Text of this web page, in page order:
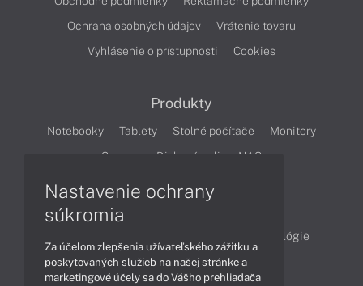
Ochrana osobných údajov
Vrátenie tovaru
Vyhlásenie o prístupnosti
Cookies
Produkty
Notebooky Tablety Stolné počítače
Monitory
Servery
Diskové polia a NAS
Technológie
Videá
Nastavenie ochrany
súkromia
Za účelom zlepšenia užívateľského zážitku a
poskytovaných služieb na našej stránke a
marketingové účely sa do Vášho prehliadača